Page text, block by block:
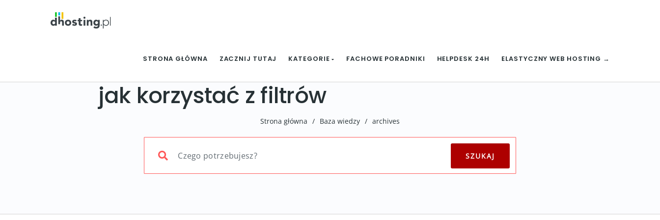
STRONA GŁÓWNA ZACZNIJ TUTAJ KATEGORIE FACHOWE PORADNIKI HELPDESK 24H ELASTYCZNY WEB HOSTING →
jak korzystać z filtrów
Strona główna / Baza wiedzy / archives